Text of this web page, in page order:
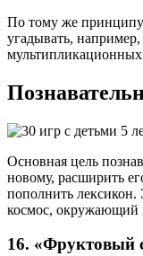
По тому же принципу
угадывать,
мультипликационных
Основная цель
новому, расширить
пополнить
космос, окружающий
16. «Фруктовый